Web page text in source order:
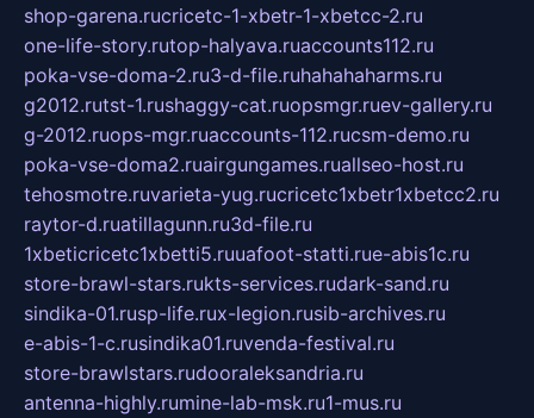
shop-garena.rucricetc-1-xbetr-1-xbetcc-2.ru
one-life-story.rutop-halyava.ruaccounts112.ru
poka-vse-doma-2.ru3-d-file.ruhahahaharms.ru
g2012.rutst-1.rushaggy-cat.ruopsmgr.ruev-gallery.ru
g-2012.ruops-mgr.ruaccounts-112.rucsm-demo.ru
poka-vse-doma2.ruairgungames.ruallseo-host.ru
tehosmotre.ruvarieta-yug.rucricetc1xbetr1xbetcc2.ru
raytor-d.ruatillagunn.ru3d-file.ru
1xbeticricetc1xbetti5.ruuafoot-statti.rue-abis1c.ru
store-brawl-stars.rukts-services.rudark-sand.ru
sindika-01.rusp-life.rux-legion.rusib-archives.ru
e-abis-1-c.rusindika01.ruvenda-festival.ru
store-brawlstars.rudooraleksandria.ru
antenna-highly.rumine-lab-msk.ru1-mus.ru